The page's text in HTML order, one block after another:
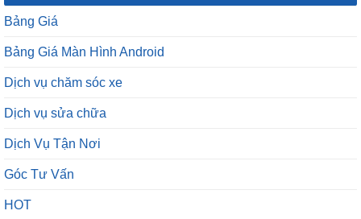
Bảng Giá
Bảng Giá Màn Hình Android
Dịch vụ chăm sóc xe
Dịch vụ sửa chữa
Dịch Vụ Tận Nơi
Góc Tư Vấn
HOT